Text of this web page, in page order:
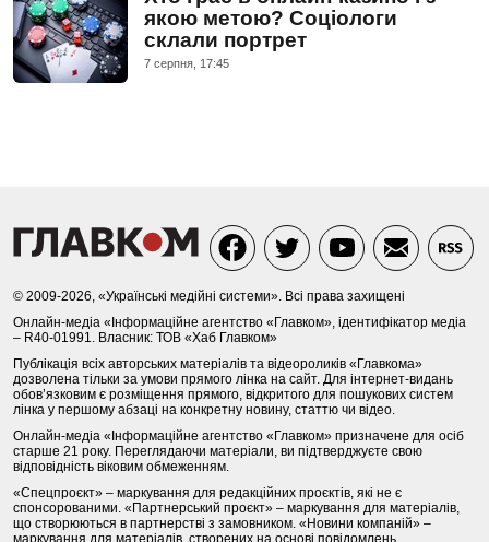
якою метою? Соціологи
склали портрет
7 серпня, 17:45
© 2009-2026, «Українські медійні системи». Всі права захищені
Онлайн-медіа «Інформаційне агентство «Главком», ідентифікатор медіа
– R40-01991. Власник: ТОВ «Хаб Главком»
Публікація всіх авторських матеріалів та відеороликів «Главкома»
дозволена тільки за умови прямого лінка на сайт. Для інтернет-видань
обов’язковим є розміщення прямого, відкритого для пошукових систем
лінка у першому абзаці на конкретну новину, статтю чи відео.
Онлайн-медіа «Інформаційне агентство «Главком» призначене для осіб
старше 21 року. Переглядаючи матеріали, ви підтверджуєте свою
відповідність віковим обмеженням.
«Спецпроєкт» – маркування для редакційних проєктів, які не є
спонсорованими. «Партнерський проєкт» – маркування для матеріалів,
що створюються в партнерстві з замовником. «Новини компаній» –
маркування для матеріалів, створених на основі повідомлень,